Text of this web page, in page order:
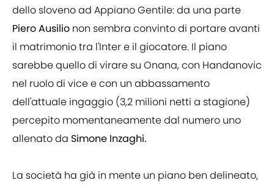
dello sloveno ad Appiano Gentile: da una parte
Piero Ausilio non sembra convinto di portare avanti
il matrimonio tra l'Inter e il giocatore. Il piano
sarebbe quello di virare su Onana, con Handanovic
nel ruolo di vice e con un abbassamento
dell'attuale ingaggio (3,2 milioni netti a stagione)
percepito momentaneamente dal numero uno
allenato da Simone Inzaghi.
La società ha già in mente un piano ben delineato,